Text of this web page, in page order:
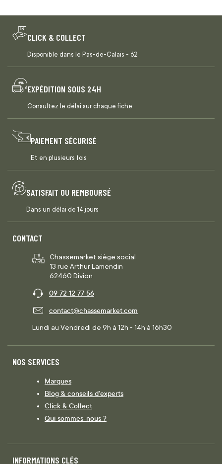
CLICK & COLLECT
Disponible dans le Pas-de-Calais - 62
EXPÉDITION SOUS 24H
Consultez le délai sur chaque fiche
PAIEMENT SÉCURISÉ
Et en plusieurs fois
SATISFAIT OU REMBOURSÉ
Dans un délai de 14 jours
CONTACT
Chassemarket siège social
13 rue Arthur Lamendin
62460 Divion
09 72 12 77 56
contact@chassemarket.com
Lundi au Vendredi de 9h à 12h - 14h à 16h30
NOS SERVICES
Marques
Blog & conseils d'experts
Click & Collect
Qui sommes-nous ?
INFORMATIONS CLÉS